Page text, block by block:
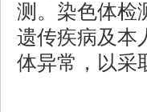
测。染色体检
遗传疾病及本
体异常，以采